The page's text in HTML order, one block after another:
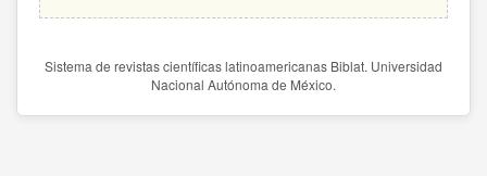
Sistema de revistas científicas latinoamericanas Biblat. Universidad
Nacional Autónoma de México.